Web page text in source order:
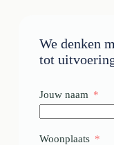
We denken
tot
Jouw naam
Woonplaats